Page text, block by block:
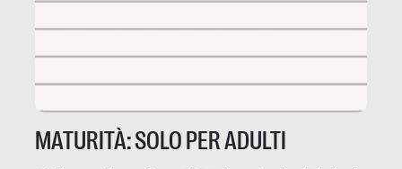
MATURITÀ: SOLO PER ADULTI